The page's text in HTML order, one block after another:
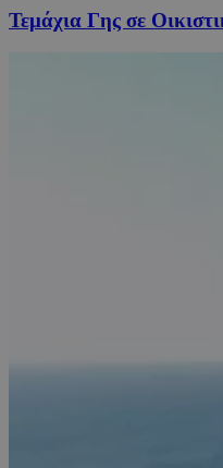
Τεμάχια Γης σε